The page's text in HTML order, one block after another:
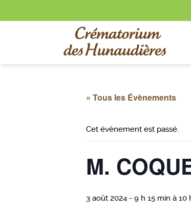
« Tous les Évènements
Cet évènement est passé.
M.
3 août 2024 - 9 h 15 min à 10